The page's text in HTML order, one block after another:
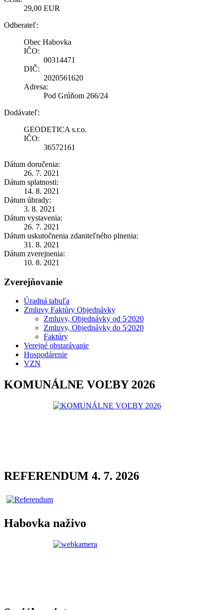
29,00 EUR
Odberateľ:
Obec Habovka
IČO:
00314471
DIČ:
2020561620
Adresa:
Pod Grúňom 266/24
Dodávateľ:
GEODETICA s.r.o.
IČO:
36572161
Dátum doručenia:
26. 7. 2021
Dátum splatnosti:
14. 8. 2021
Dátum úhrady:
3. 8. 2021
Dátum vystavenia:
26. 7. 2021
Dátum uskutočnenia zdaniteľného plnenia:
31. 8. 2021
Dátum zverejnenia:
10. 8. 2021
Zverejňovanie
Úradná tabuľa
Zmluvy Faktúry Objednávky
Zmluvy, Objednávky od 5⁄2020
Zmluvy, Objednávky do 5⁄2020
Faktúry
Verejné obstarávanie
Hospodárenie
VZN
KOMUNÁLNE VOĽBY 2026
REFERENDUM 4. 7. 2026
Habovka naživo